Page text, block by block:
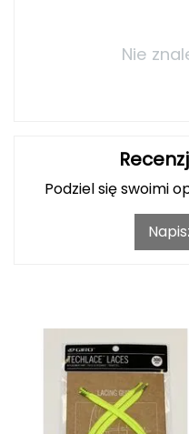
Nie
Podziel się swoimi